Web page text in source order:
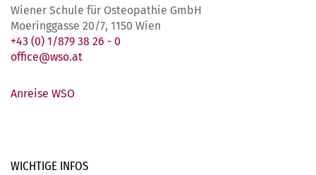
Wiener Schule für Osteopathie GmbH
Moeringgasse 20/7, 1150 Wien
+43 (0) 1/879 38 26 - 0
office@wso.at
Anreise WSO
WICHTIGE INFOS